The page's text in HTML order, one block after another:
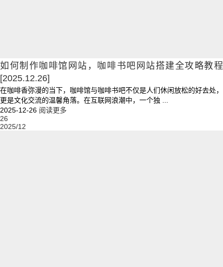
如何制作咖啡馆网站，咖啡书吧网站搭建全攻略教程
[2025.12.26]
在咖啡香弥漫的当下，咖啡馆与咖啡书吧不仅是人们休闲放松的好去处，
更是文化交流的温馨角落。在互联网浪潮中，一个独 ...
2025-12-26 阅读更多
26
2025/12